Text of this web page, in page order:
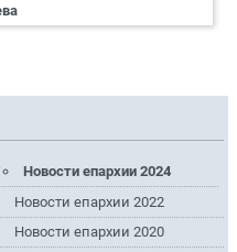
Новости епархии 2024
Новости епархии 2022
Новости епархии 2020